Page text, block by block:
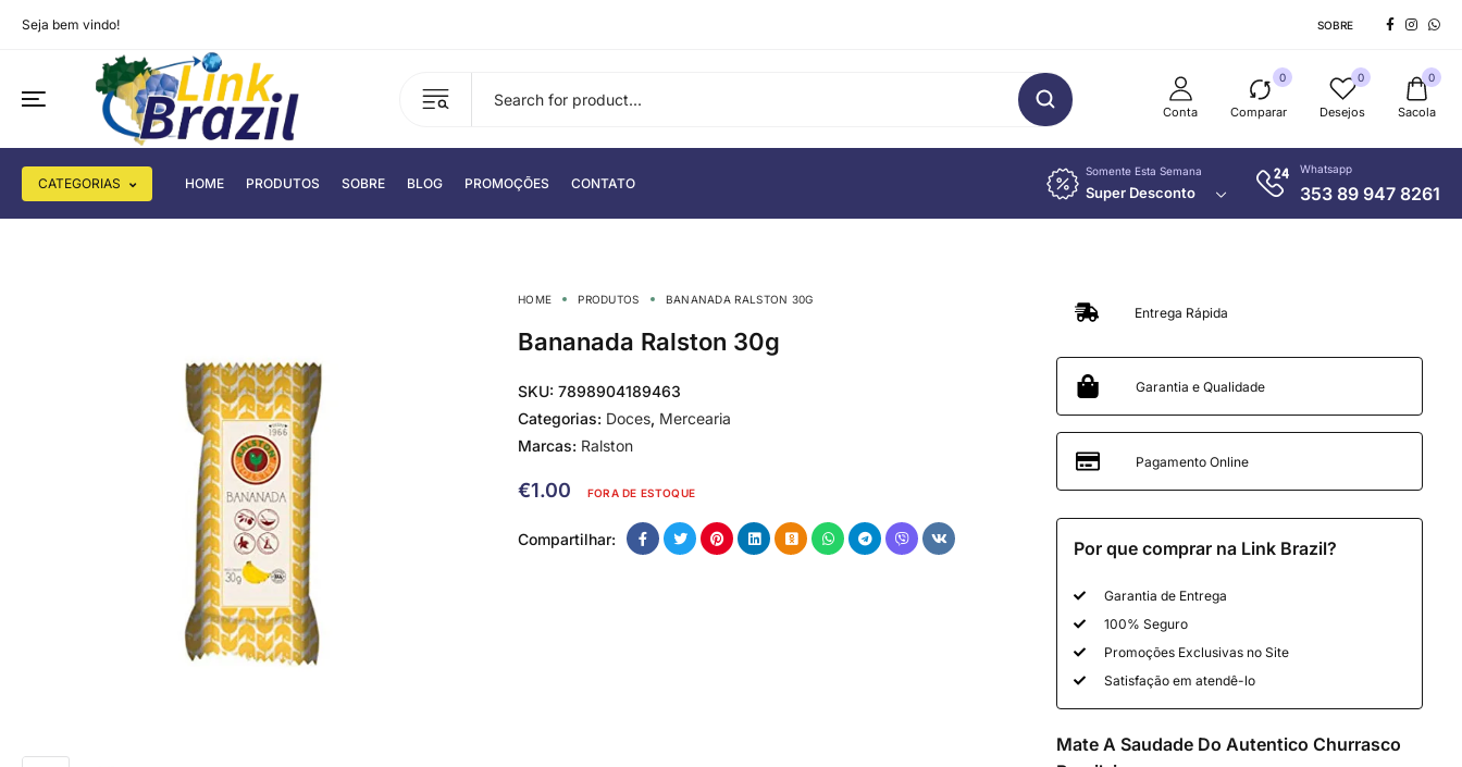
Seja bem vindo! SOBRE
Conta
0
Comparar
0
Desejos
0
Sacola
CATEGORIAS HOME PRODUTOS SOBRE BLOG PROMOÇÕES CONTATO
Somente Esta Semana
Super Desconto
Whatsapp
353 89 947 8261
HOME PRODUTOS BANANADA RALSTON 30G
Bananada Ralston 30g
SKU: 7898904189463
Categorias: Doces, Mercearia
Marcas: Ralston
€1.00 FORA DE ESTOQUE
Compartilhar:
Entrega Rápida
Garantia e Qualidade
Pagamento Online
Por que comprar na Link Brazil?
Garantia de Entrega
100% Seguro
Promoções Exclusivas no Site
Satisfação em atendê-lo
Mate A Saudade Do Autentico Churrasco